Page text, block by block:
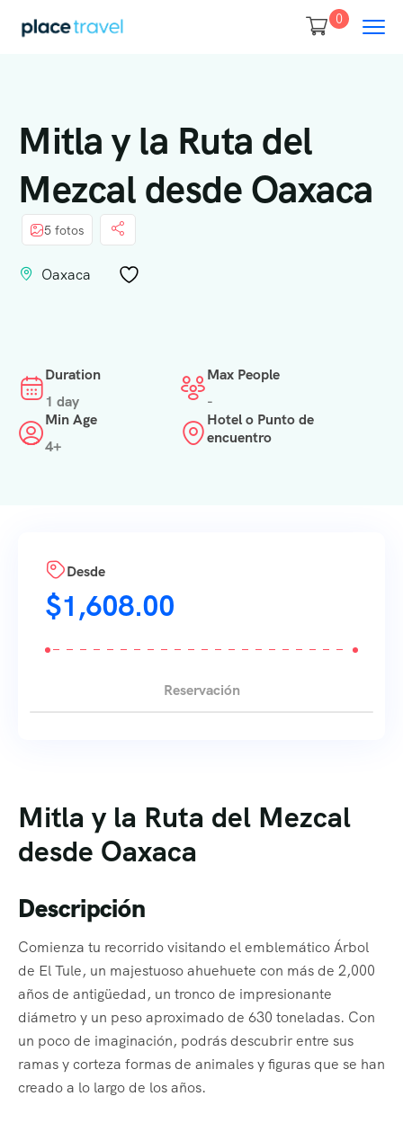
0
Mitla y la Ruta del
Mezcal desde Oaxaca
5 fotos
Oaxaca
Duration
1 day
Max People
-
Min Age
4+
Hotel o Punto de
encuentro
Mitla y la Ruta del Mezcal
desde Oaxaca
Descripción
Comienza tu recorrido visitando el emblemático Árbol
de El Tule, un majestuoso ahuehuete con más de 2,000
años de antigüedad, un tronco de impresionante
diámetro y un peso aproximado de 630 toneladas. Con
un poco de imaginación, podrás descubrir entre sus
ramas y corteza formas de animales y figuras que se han
creado a lo largo de los años.
Desde
$1,608.00
Reservación